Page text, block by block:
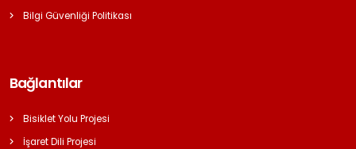
Bilgi Güvenliği Politikası
Bağlantılar
Bisiklet Yolu Projesi
İşaret Dili Projesi